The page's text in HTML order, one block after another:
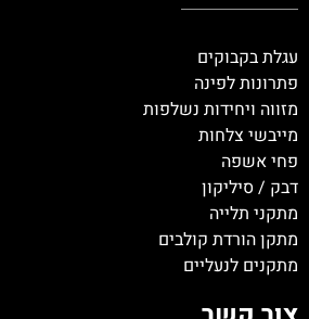
עגלת בקבוקים
פתרונות לפינה
מזווה ויחידות נשלפות
מייבשי צלחות
פחי אשפה
דבק / סיליקון
מתקני תלייה
מתקן הורדת קולבים
מתקנים לנעליים